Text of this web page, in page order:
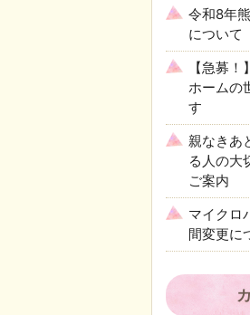
令和8年
について
【急募
ホームの
す
親なきあ
る人の大
ご案内
マイクロ
間変更に